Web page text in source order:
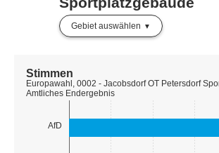
Gebiet auswählen
AfD
Stimmen
Europawahl, 0002 - Jacobsdorf OT Petersdorf
Amtliches Endergebnis